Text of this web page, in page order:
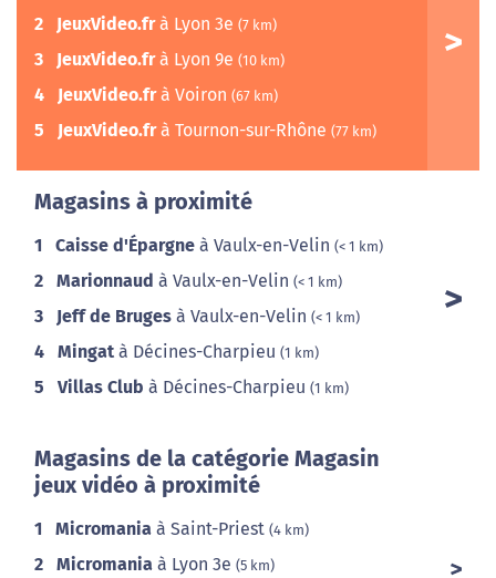
2 JeuxVideo.frà Lyon 3e (7 km)
3 JeuxVideo.frà Lyon 9e (10 km)
4 JeuxVideo.frà Voiron (67 km)
5 JeuxVideo.frà Tournon-sur-Rhône (77 km)
Magasins à proximité
1 Caisse d'Épargne à Vaulx-en-Velin (< 1 km)
2 Marionnaud à Vaulx-en-Velin (< 1 km)
3 Jeff de Bruges à Vaulx-en-Velin (< 1 km)
4 Mingat à Décines-Charpieu (1 km)
5 Villas Club à Décines-Charpieu (1 km)
Magasins de la catégorie Magasin
jeux vidéo à proximité
1 Micromania à Saint-Priest (4 km)
2 Micromania à Lyon 3e (5 km)